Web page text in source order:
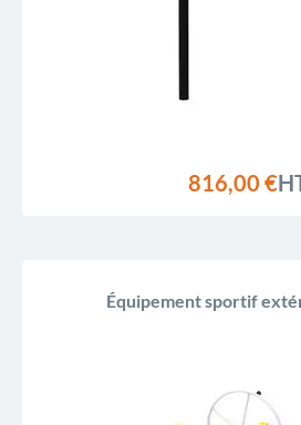
816,00 €
Équipement sportif